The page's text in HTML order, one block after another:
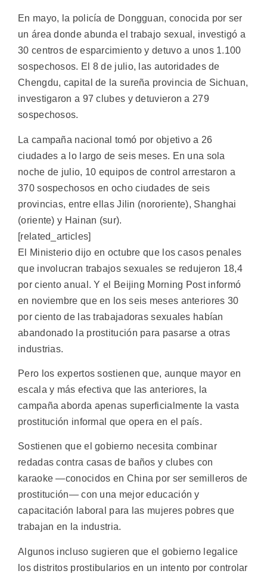
En mayo, la policía de Dongguan, conocida por ser
un área donde abunda el trabajo sexual, investigó a
30 centros de esparcimiento y detuvo a unos 1.100
sospechosos. El 8 de julio, las autoridades de
Chengdu, capital de la sureña provincia de Sichuan,
investigaron a 97 clubes y detuvieron a 279
sospechosos.
La campaña nacional tomó por objetivo a 26
ciudades a lo largo de seis meses. En una sola
noche de julio, 10 equipos de control arrestaron a
370 sospechosos en ocho ciudades de seis
provincias, entre ellas Jilin (nororiente), Shanghai
(oriente) y Hainan (sur).
[related_articles]
El Ministerio dijo en octubre que los casos penales
que involucran trabajos sexuales se redujeron 18,4
por ciento anual. Y el Beijing Morning Post informó
en noviembre que en los seis meses anteriores 30
por ciento de las trabajadoras sexuales habían
abandonado la prostitución para pasarse a otras
industrias.
Pero los expertos sostienen que, aunque mayor en
escala y más efectiva que las anteriores, la
campaña aborda apenas superficialmente la vasta
prostitución informal que opera en el país.
Sostienen que el gobierno necesita combinar
redadas contra casas de baños y clubes con
karaoke —conocidos en China por ser semilleros de
prostitución— con una mejor educación y
capacitación laboral para las mujeres pobres que
trabajan en la industria.
Algunos incluso sugieren que el gobierno legalice
los distritos prostibularios en un intento por controlar